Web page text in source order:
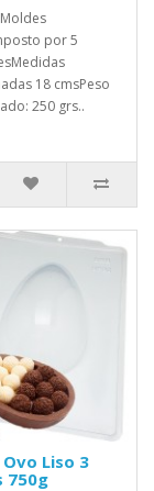
por 5
18 cmsPeso
250 grs..
Liso 3
750g